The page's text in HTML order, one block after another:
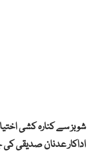
شوبز سے کنارہ کشی
اداکار عدنان صدیقی کی